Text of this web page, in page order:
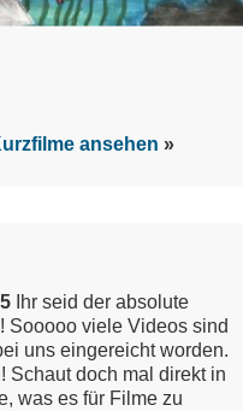
ansehen
Ihr seid der absolute
Sooooo viele Videos sind
uns eingereicht worden.
Schaut doch mal direkt in
was es für Filme zu